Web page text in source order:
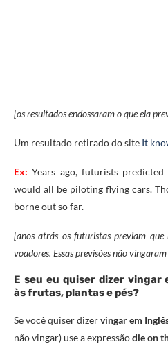
[os resultados endossaram o que ela
Um resultado retirado do site It
Ex: Years ago, futurists
would all be piloting flying cars.
borne out so far.
[anos atrás os futuristas previam
voadores. Essas previsões não
E seu eu quiser dizer vingar
às frutas, plantas e pés?
Se você quiser dizervingar em
não vingar)use a expressãodie on